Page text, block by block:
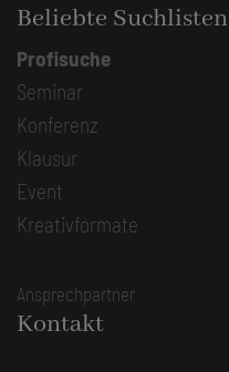
Beliebte Suchlisten
Profisuche
Seminar
Konferenz
Klausur
Event
Kreativformate
Ansprechpartner
Kontakt